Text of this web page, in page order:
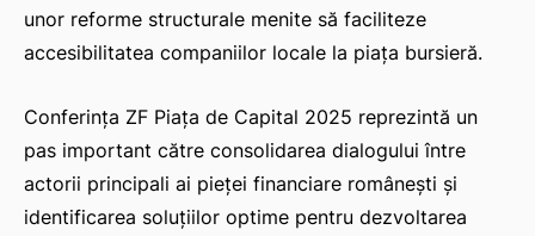
unor reforme structurale menite să faciliteze
accesibilitatea companiilor locale la piața bursieră.
Conferința ZF Piața de Capital 2025 reprezintă un
pas important către consolidarea dialogului între
actorii principali ai pieței financiare românești și
identificarea soluțiilor optime pentru dezvoltarea